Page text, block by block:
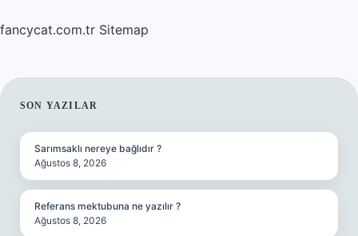
fancycat.com.tr Sitemap
SIDEBAR
SON YAZILAR
Sarımsaklı nereye bağlıdır ?
Ağustos 8, 2026
Referans mektubuna ne yazılır ?
Ağustos 8, 2026